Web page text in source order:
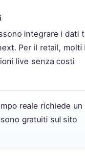
integrare i dati
Per il retail, molti
live senza costi
reale richiede un
gratuiti sul sito